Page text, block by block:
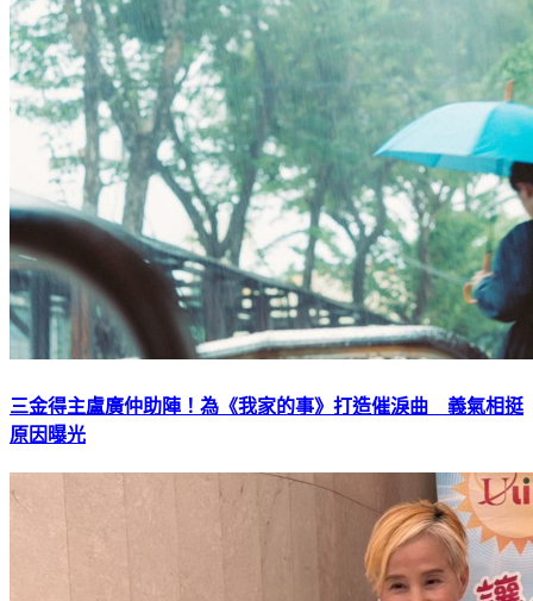
三金得主盧廣仲助陣！為《我家的事》打造催淚曲 義氣相挺
原因曝光